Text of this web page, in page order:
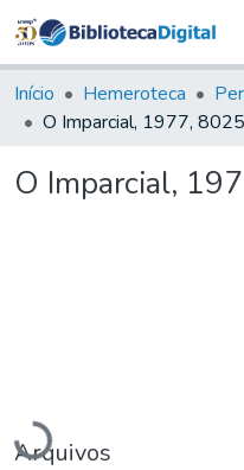
Início Hemeroteca
O Imparcial, 1977, 8025
O Imparcial,
Carregando...
Arquivos